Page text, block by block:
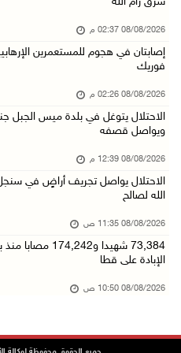
08/آب/2026 12:08 م
42 الف مسافر تنقلوا عبر معبر الكرامة الأسبوع ...
08/آب/2026 11:44 ص
منتخبنا الوطني للتايكواندو
08/آب/2026 11:06 ص
"فانا": الثقافة البحرينية تـصون
08/آب/2026 10:50 ص
مستعمرون إرهابيون يهاجمون
قوات الاحتلال تجري تحقيقات
08/08/2026 02:37 م
إصابتان في هجوم للمستعمرين
فوريك
08/08/2026 02:26 م
الاحتلال يتوغل في بلدة ميس الجبل
ويواصل قصفه
08/08/2026 12:39 م
الاحتلال يواصل تجريف أراضٍ في
الله لصالح
08/08/2026 11:35 ص
73,384 شهيدا و174,242
الإبادة على قطا
08/08/2026 10:50 ص